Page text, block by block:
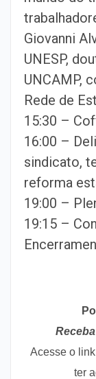
Giovanni
UNESP,
UNCAMP,
Rede de
15:30 –
16:00 –
sindicato,
reforma
19:00 –
19:15 –
Acesse o
ter